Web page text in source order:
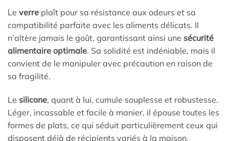
Le verre plaît pour sa résistance aux odeurs et sa
compatibilité parfaite avec les aliments délicats. Il
n’altère jamais le goût, garantissant ainsi une sécurité
alimentaire optimale. Sa solidité est indéniable, mais il
convient de le manipuler avec précaution en raison de
sa fragilité.
Le silicone, quant à lui, cumule souplesse et robustesse.
Léger, incassable et facile à manier, il épouse toutes les
formes de plats, ce qui séduit particulièrement ceux qui
disposent déjà de récipients variés à la maison.